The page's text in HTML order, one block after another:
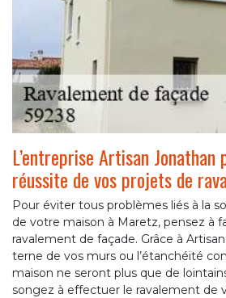
L’entreprise Artisan
réussite de vos projets de
Pour éviter tous problèmes liés à la
de votre maison à Maretz, pensez à
ravalement de façade. Grâce à
terne de vos murs ou l’étanchéité
maison ne seront plus que de
songez à effectuer le ravalement de